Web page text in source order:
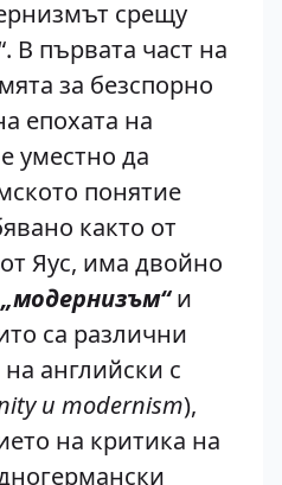
срещу
В първата част на
за безспорно
епохата на
уместно да
понятие
както от
Яус, има двойно
„модернизъм“и
са различни
английски с
и modernism),
на критика на